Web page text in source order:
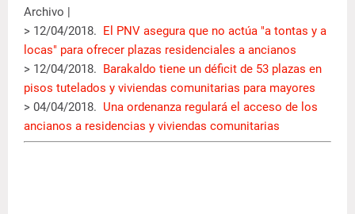
Archivo |
> 12/04/2018. El PNV asegura que no actúa "a tontas y a
locas" para ofrecer plazas residenciales a ancianos
> 12/04/2018. Barakaldo tiene un déficit de 53 plazas en
pisos tutelados y viviendas comunitarias para mayores
> 04/04/2018. Una ordenanza regulará el acceso de los
ancianos a residencias y viviendas comunitarias